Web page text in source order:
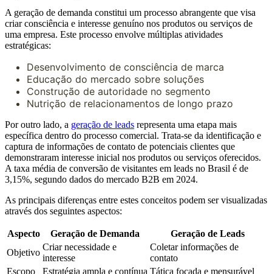
A geração de demanda constitui um processo abrangente que visa
criar consciência e interesse genuíno nos produtos ou serviços de
uma empresa. Este processo envolve múltiplas atividades
estratégicas:
Desenvolvimento de consciência de marca
Educação do mercado sobre soluções
Construção de autoridade no segmento
Nutrição de relacionamentos de longo prazo
Por outro lado, a geração de leads representa uma etapa mais
específica dentro do processo comercial. Trata-se da identificação e
captura de informações de contato de potenciais clientes que
demonstraram interesse inicial nos produtos ou serviços oferecidos.
A taxa média de conversão de visitantes em leads no Brasil é de
3,15%, segundo dados do mercado B2B em 2024.
As principais diferenças entre estes conceitos podem ser visualizadas
através dos seguintes aspectos:
Aspecto Geração de Demanda
Geração de Leads
Objetivo
Criar necessidade e
interesse
Coletar informações de
contato
Escopo
Estratégia ampla e contínua Tática focada e mensurável